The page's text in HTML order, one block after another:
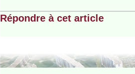
Répondre à cet article